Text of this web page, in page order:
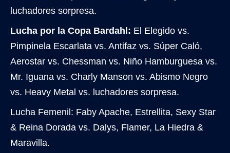
luchadores sorpresa.
Lucha por la Copa Bardahl: El Elegido vs.
Pimpinela Escarlata vs. Antifaz vs. Súper Caló,
Aerostar vs. Chessman vs. Niño Hamburguesa vs.
Mr. Iguana vs. Charly Manson vs. Abismo Negro
vs. Heavy Metal vs. luchadores sorpresa.
Lucha Femenil: Faby Apache, Estrellita, Sexy Star
& Reina Dorada vs. Dalys, Flamer, La Hiedra &
Maravilla.